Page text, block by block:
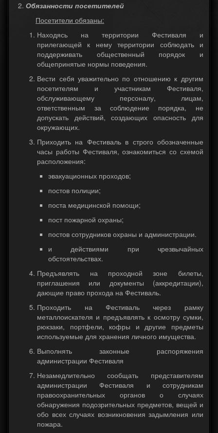
Обязанности посетителей
Посетители обязаны:
Находясь на территории Фестиваля и
прилегающей к нему территории соблюдать и
поддерживать общественный порядок и
общепринятые нормы поведения.
Вести себя уважительно по отношению к другим
посетителям и участникам Фестиваля,
обслуживающему персоналу, лицам,
ответственным за соблюдение порядка, не
допускать действий, создающих опасность для
окружающих.
Приходить на Фестиваль в строго обозначенные
часы работы Фестиваля, ознакомиться со схемой
расположения:
эвакуационных проходов;
постов полиции;
поста медицинской помощи;
пост пожарной охраны;
постов сотрудников охраны и администрации.
и действиями при чрезвычайных
обстоятельствах.
Предъявлять на проходной зоне билеты,
приглашения или документы (аккредитации),
дающие право прохода на Фестиваль.
Проходить на Фестиваль через рамку
металлоискателя и предъявлять к осмотру сумки,
рюкзаки, портфели, кофры и другие предметы
используемые для хранения личного имущества.
Выполнять законные распоряжения
администрации Фестиваля
Незамедлительно сообщать представителям
администрации Фестиваля и сотрудникам
правоохранительных органов о случаях
обнаружения подозрительных предметов, вещей и
обо всех случаях возникновения задымления или
пожара.